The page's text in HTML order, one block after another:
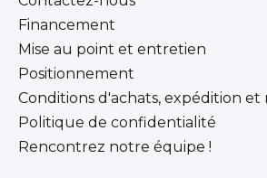
Financement
Mise au point et entretien
Positionnement
Conditions d'achats, expédition
Politique de confidentialité
Rencontrez notre équipe !